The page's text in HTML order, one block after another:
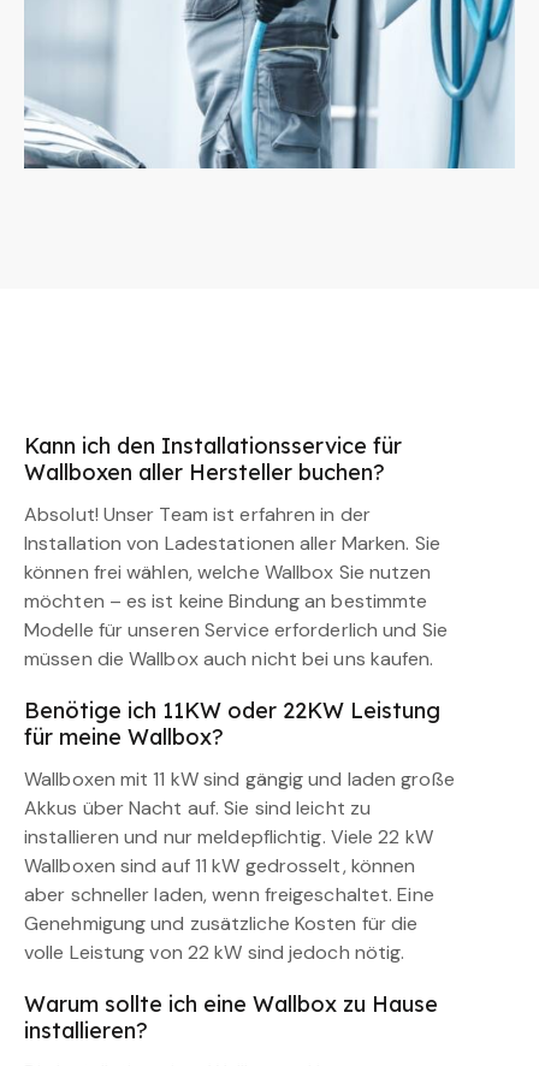
Kann ich den Installationsservice für
Wallboxen aller Hersteller buchen?
Absolut! Unser Team ist erfahren in der
Installation von Ladestationen aller Marken. Sie
können frei wählen, welche Wallbox Sie nutzen
möchten – es ist keine Bindung an bestimmte
Modelle für unseren Service erforderlich und Sie
müssen die Wallbox auch nicht bei uns kaufen.
Benötige ich 11KW oder 22KW Leistung
für meine Wallbox?
Wallboxen mit 11 kW sind gängig und laden große
Akkus über Nacht auf. Sie sind leicht zu
installieren und nur meldepflichtig. Viele 22 kW
Wallboxen sind auf 11 kW gedrosselt, können
aber schneller laden, wenn freigeschaltet. Eine
Genehmigung und zusätzliche Kosten für die
volle Leistung von 22 kW sind jedoch nötig.
Warum sollte ich eine Wallbox zu Hause
installieren?